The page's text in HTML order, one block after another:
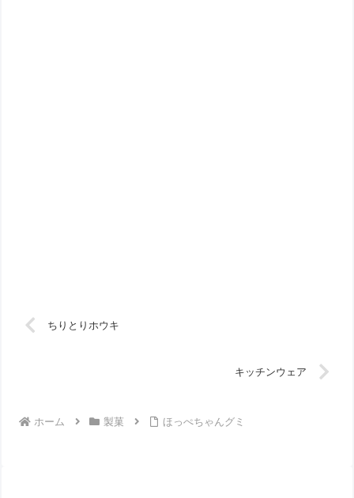
ちりとりホウキ
キッチンウェア
ホーム 製菓 ほっぺちゃんグミ